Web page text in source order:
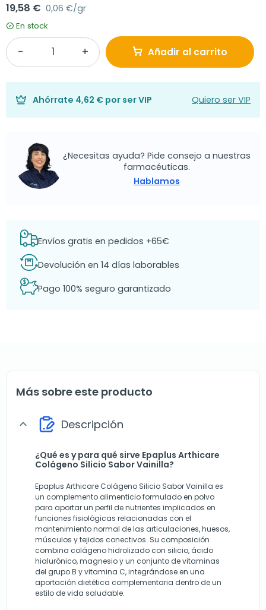
19,58 € 0,06 €/gr
En stock
Añadir al carrito
Ahórrate 4,62 € por ser VIP Quiero ser VIP
¿Necesitas ayuda? Pide consejo a nuestras
farmacéuticas.
Hablamos
Envíos gratis en pedidos +65€
Devolución en 14 días laborables
Pago 100% seguro garantizado
Más sobre este producto
expand_more Descripción
¿Qué es y para qué sirve Epaplus Arthicare
Colágeno Silicio Sabor Vainilla?
Epaplus Arthicare Colágeno Silicio Sabor Vainilla es
un complemento alimenticio formulado en polvo
para aportar un perfil de nutrientes implicados en
funciones fisiológicas relacionadas con el
mantenimiento normal de las articulaciones, huesos,
músculos y tejidos conectivos. Su composición
combina colágeno hidrolizado con silicio, ácido
hialurónico, magnesio y un conjunto de vitaminas
del grupo B y vitamina C, integrándose en una
aportación dietética complementaria dentro de un
estilo de vida saludable.